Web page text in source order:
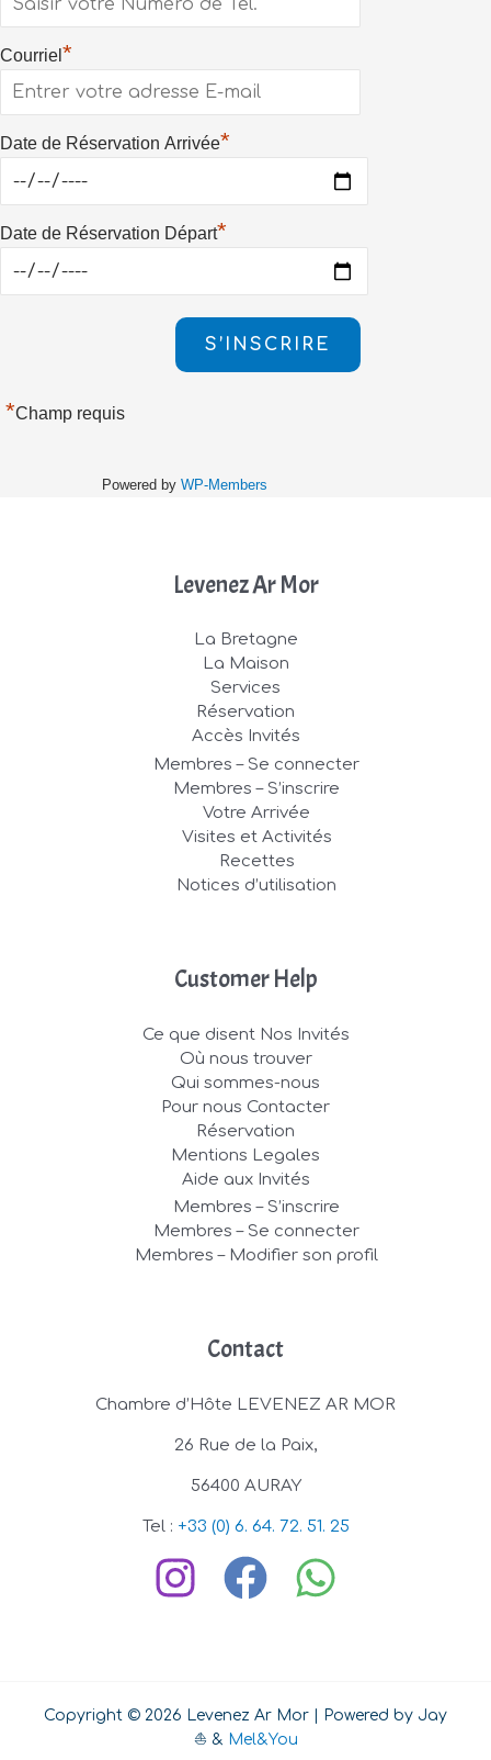
Courriel *
Date de Réservation Arrivée*
Date de Réservation Départ*
*Champ requis
Powered by WP-Members
Levenez Ar Mor
La Bretagne
La Maison
Services
Réservation
Accès Invités
Membres – Se connecter
Membres – S’inscrire
Votre Arrivée
Visites et Activités
Recettes
Notices d’utilisation
Customer Help
Ce que disent Nos Invités
Où nous trouver
Qui sommes-nous
Pour nous Contacter
Réservation
Mentions Legales
Aide aux Invités
Membres – S’inscrire
Membres – Se connecter
Membres – Modifier son profil
Contact
Chambre d’Hôte LEVENEZ AR MOR
26 Rue de la Paix,
56400 AURAY
Tel : +33 (0) 6. 64. 72. 51. 25
Copyright © 2026 Levenez Ar Mor | Powered by Jay
⛵ & Mel&You